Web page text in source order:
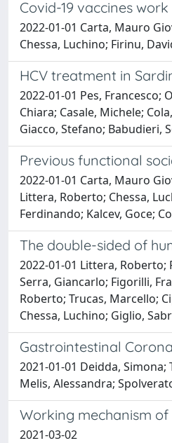
Covid-19 vaccines
2022-01-01 Carta, Mauro
Chessa, Luchino; Firinu,
HCV treatment in
2022-01-01 Pes, Francesco;
Chiara; Casale, Michele;
Giacco, Stefano; Babudieri,
Previous functional
2022-01-01 Carta, Mauro
Littera, Roberto; Chessa,
Ferdinando; Kalcev, Goce;
The double-sided of
2022-01-01 Littera,
Serra, Giancarlo; Figorilli,
Roberto; Trucas, Marcello;
Chessa, Luchino; Giglio,
Gastrointestinal
2021-01-01 Deidda,
Melis, Alessandra;
Working mechanism
2021-03-02